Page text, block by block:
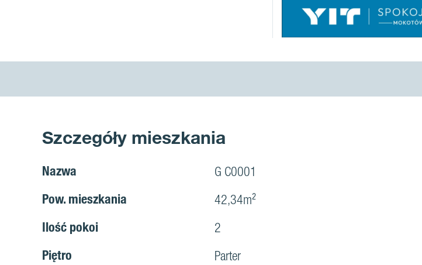
Szczegóły mieszkania
Nazwa G C0001
Pow. mieszkania 42,34m²
Ilość pokoi 2
Piętro Parter